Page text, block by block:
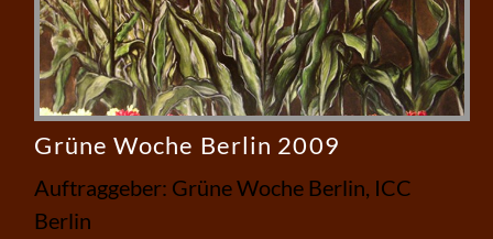
Grüne Woche Berlin 2009
Auftraggeber: Grüne Woche Berlin, ICC
Berlin